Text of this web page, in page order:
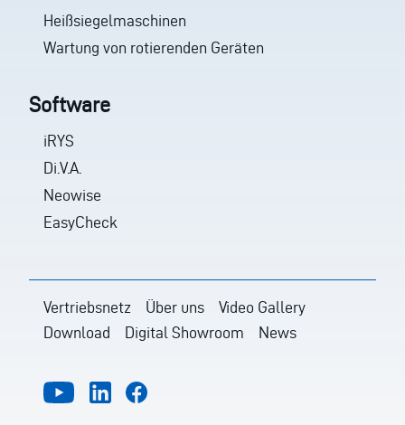
Heißsiegelmaschinen
Wartung von rotierenden Geräten
Software
iRYS
Di.V.A.
Neowise
EasyCheck
Vertriebsnetz Über uns
Video Gallery
Download
Digital Showroom News